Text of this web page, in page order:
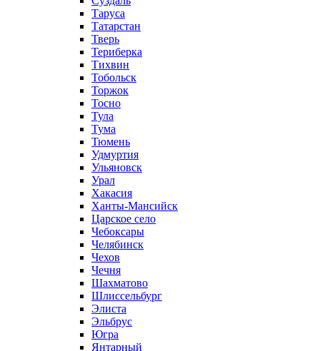
Таруса
Татарстан
Тверь
Териберка
Тихвин
Тобольск
Торжок
Тосно
Тула
Тума
Тюмень
Удмуртия
Ульяновск
Урал
Хакасия
Ханты-Мансийск
Царское село
Чебоксары
Челябинск
Чехов
Чечня
Шахматово
Шлиссельбург
Элиста
Эльбрус
Югра
Янтарный